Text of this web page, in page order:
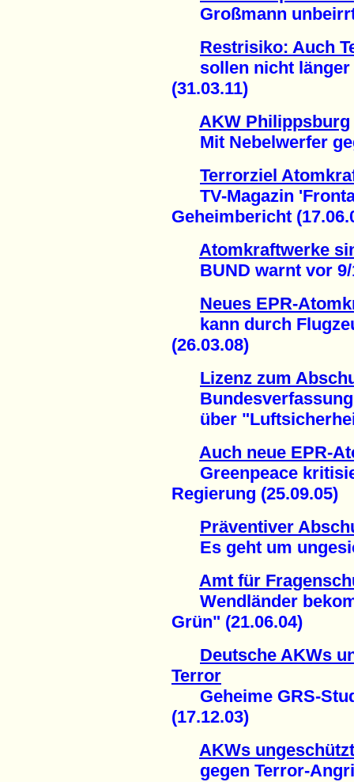
Großmann unbeirrt
Restrisiko: Auch
sollen nicht länger
(31.03.11)
AKW Philippsburg
Mit Nebelwerfer
Terrorziel
TV-Magazin
Geheimbericht
Atomkraftwerke
BUND warnt vor 9/
Neues EPR-
kann durch
(26.03.08)
Lizenz zum
über
Auch neue EPR-
Greenpeace
Regierung (25.09.05)
Präventiver
Es geht um
Amt für
Wendländer
Grün" (21.06.04)
Deutsche AKWs
Terror
Geheime GRS-
(17.12.03)
AKWs ungeschützt
gegen Terror-